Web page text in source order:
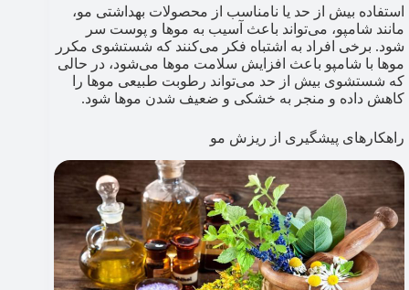
استفاده بیش از حد یا نامناسب از محصولات بهداشتی مو،
مانند شامپو، می‌تواند باعث آسیب به موها و پوست سر
شود. برخی افراد به اشتباه فکر می‌کنند که شستشوی مکرر
موها با شامپو باعث افزایش سلامت موها می‌شود، در حالی
که شستشوی بیش از حد می‌تواند رطوبت طبیعی موها را
کاهش داده و منجر به خشکی و ضعیف شدن موها شود.
راهکارهای پیشگیری از ریزش مو